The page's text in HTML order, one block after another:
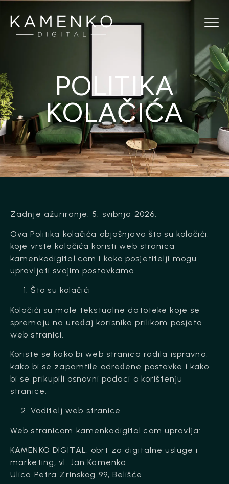
POLITIKA
KOLAČIĆA
Zadnje ažuriranje: 5. svibnja 2026.
Ova Politika kolačića objašnjava što su kolačići,
koje vrste kolačića koristi web stranica
kamenkodigital.com i kako posjetitelji mogu
upravljati svojim postavkama.
Što su kolačići
Kolačići su male tekstualne datoteke koje se
spremaju na uređaj korisnika prilikom posjeta
web stranici.
Koriste se kako bi web stranica radila ispravno,
kako bi se zapamtile određene postavke i kako
bi se prikupili osnovni podaci o korištenju
stranice.
Voditelj web stranice
Web stranicom kamenkodigital.com upravlja:
KAMENKO DIGITAL, obrt za digitalne usluge i
marketing, vl. Jan Kamenko
Ulica Petra Zrinskog 99, Belišće